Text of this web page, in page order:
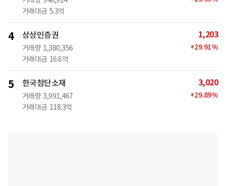
거래대금 5.3억
4 상상인증권
거래량 1,380,356
거래대금 16.6억
1,203
+29.91%
5 한국첨단소재
거래량 3,991,467
거래대금 118.3억
3,020
+29.89%